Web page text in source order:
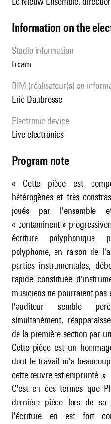
Information on the
Studio information
Ircam
RIM (réalisateur(s) en
Eric Daubresse
Electronic device
live electronics
Program note
« Cette pièce est
hétérogènes et très
joués par l'ensemble
« contaminent »
écriture polyphonique
polyphonie, en raison de
parties instrumentales,
rapide constituée
musiciens ne pourraient pas
l'auditeur semble
simultanément,
de la première section par
Cette pièce est un
dont le travail m'a
cette œuvre est emprunté. »
C'est en ces termes que
dernière pièce lors de sa
l'écriture en est fort